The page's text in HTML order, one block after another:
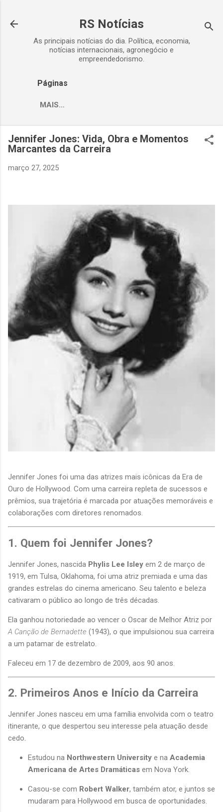
RS Notícias
As principais notícias do dia. Política, economia,
notícias internacionais, agronegócio e
empreendedorismo.
Páginas
MAIS…
Jennifer Jones: Vida, Obra e Momentos
Marcantes da Carreira
março 27, 2025
Jennifer Jones foi uma das atrizes mais icônicas da Era de
Ouro de Hollywood. Com uma carreira repleta de sucessos e
prêmios, sua trajetória é marcada por atuações memoráveis e
colaborações com diretores renomados.
1. Quem foi Jennifer Jones?
Jennifer Jones, nascida Phylis Lee Isley em 2 de março de
1919, em Tulsa, Oklahoma, foi uma atriz premiada e uma das
grandes estrelas do cinema americano. Seu talento e beleza
cativaram o público ao longo de três décadas.
Ela ganhou notoriedade ao vencer o Oscar de Melhor Atriz por
A Canção de Bernadette (1943), o que impulsionou sua carreira
a um patamar de estrelato.
Faleceu em 17 de dezembro de 2009, aos 90 anos.
2. Primeiros Anos e Início da Carreira
Jennifer Jones nasceu em uma família envolvida com o teatro
itinerante, o que despertou seu interesse pela atuação desde
cedo.
Estudou na Northwestern University e na Academia
Americana de Artes Dramáticas em Nova York.
Casou-se com Robert Walker, também ator, e juntos se
mudaram para Hollywood em busca de oportunidades.